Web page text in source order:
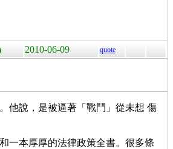
2010-06-09 quote
。他說，是被逼著「戰鬥」從未想 傷
一本厚厚的法律政策全書。很多條